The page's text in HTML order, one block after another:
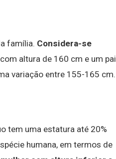
família. Considera-se
altura de 160 cm e um pai
variação entre 155-165 cm.
tem uma estatura até 20%
humana, em termos de